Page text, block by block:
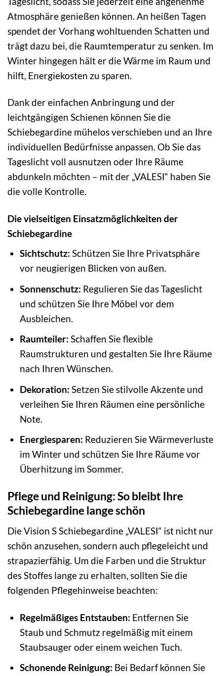
Atmosphäre genießen können. An heißen Tagen
spendet der Vorhang wohltuenden Schatten und
trägt dazu bei, die Raumtemperatur zu senken. Im
Winter hingegen hält er die Wärme im Raum und
hilft, Energiekosten zu sparen.
Dank der einfachen Anbringung und der
leichtgängigen Schienen können Sie die
Schiebegardine mühelos verschieben und an Ihre
individuellen Bedürfnisse anpassen. Ob Sie das
Tageslicht voll ausnutzen oder Ihre Räume
abdunkeln möchten – mit der „VALESI“ haben Sie
die volle Kontrolle.
Die vielseitigen Einsatzmöglichkeiten der
Schiebegardine
Sichtschutz: Schützen Sie Ihre Privatsphäre
vor neugierigen Blicken von außen.
Sonnenschutz: Regulieren Sie das Tageslicht
und schützen Sie Ihre Möbel vor dem
Ausbleichen.
Raumteiler: Schaffen Sie flexible
Raumstrukturen und gestalten Sie Ihre Räume
nach Ihren Wünschen.
Dekoration: Setzen Sie stilvolle Akzente und
verleihen Sie Ihren Räumen eine persönliche
Note.
Energiesparen: Reduzieren Sie Wärmeverluste
im Winter und schützen Sie Ihre Räume vor
Überhitzung im Sommer.
Pflege und Reinigung: So bleibt Ihre
Schiebegardine lange schön
Die Vision S Schiebegardine „VALESI“ ist nicht nur
schön anzusehen, sondern auch pflegeleicht und
strapazierfähig. Um die Farben und die Struktur
des Stoffes lange zu erhalten, sollten Sie die
folgenden Pflegehinweise beachten:
Regelmäßiges Entstauben: Entfernen Sie
Staub und Schmutz regelmäßig mit einem
Staubsauger oder einem weichen Tuch.
Schonende Reinigung: Bei Bedarf können Sie